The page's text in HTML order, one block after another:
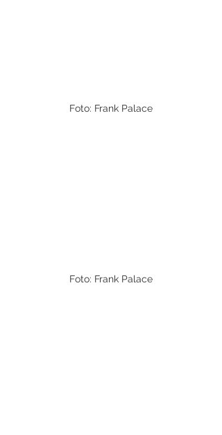
Foto: Frank Palace
Foto: Frank Palace